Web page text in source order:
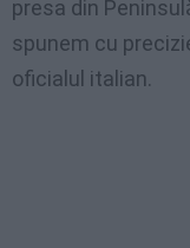
presa din
spunem cu
oficialul italian.